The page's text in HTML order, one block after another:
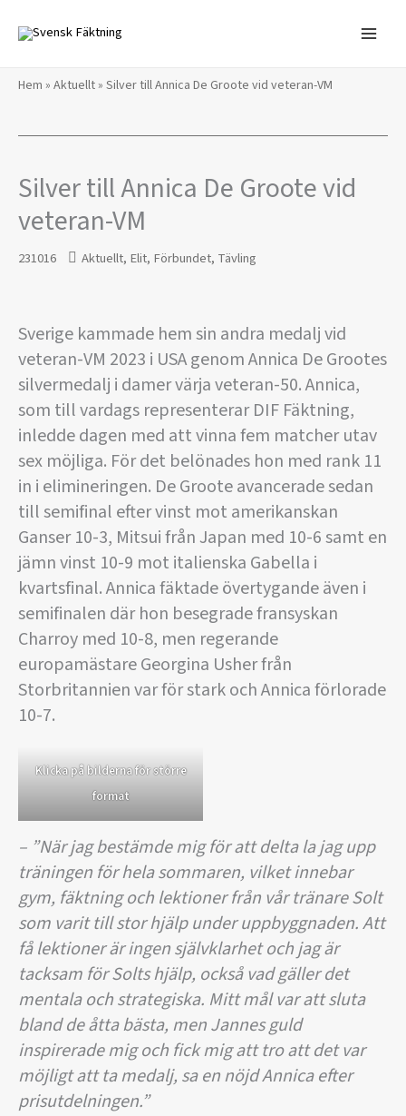
innehåll
Hem » Aktuellt» Silver till Annica De Groote vid veteran-VM
Silver till Annica De Groote vid
veteran-VM
231016 Aktuellt, Elit, Förbundet, Tävling
Sverige kammade hem sin andra medalj vid
veteran-VM 2023 i USA genom Annica De Grootes
silvermedalj i damer värja veteran-50. Annica,
som till vardags representerar DIF Fäktning,
inledde dagen med att vinna fem matcher utav
sex möjliga. För det belönades hon med rank 11
in i elimineringen. De Groote avancerade sedan
till semifinal efter vinst mot amerikanskan
Ganser 10-3, Mitsui från Japan med 10-6 samt en
jämn vinst 10-9 mot italienska Gabella i
kvartsfinal. Annica fäktade övertygande även i
semifinalen där hon besegrade fransyskan
Charroy med 10-8, men regerande
europamästare Georgina Usher från
Storbritannien var för stark och Annica förlorade
10-7.
Klicka på bilderna för större
format
– ”När jag bestämde mig för att delta la jag upp
träningen för hela sommaren, vilket innebar
gym, fäktning och lektioner från vår tränare Solt
som varit till stor hjälp under uppbyggnaden. Att
få lektioner är ingen självklarhet och jag är
tacksam för Solts hjälp, också vad gäller det
mentala och strategiska. Mitt mål var att sluta
bland de åtta bästa, men Jannes guld
inspirerade mig och fick mig att tro att det var
möjligt att ta medalj, sa en nöjd Annica efter
prisutdelningen.”